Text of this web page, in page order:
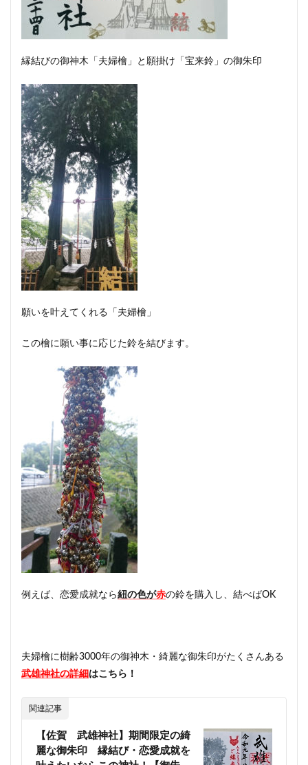
縁結びの御神木「夫婦檜」と願掛け「宝来鈴」の御朱印
願いを叶えてくれる「夫婦檜」
この檜に願い事に応じた鈴を結びます。
例えば、恋愛成就なら紐の色が赤の鈴を購入し、結べばOK
夫婦檜に樹齢3000年の御神木・綺麗な御朱印がたくさんある
武雄神社の詳細はこちら！
関連記事
【佐賀 武雄神社】期間限定の綺
麗な御朱印 縁結び・恋愛成就を